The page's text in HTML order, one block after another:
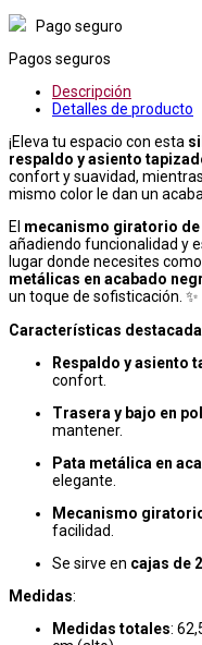
Pago seguro
Pagos seguros
Descripción
Detalles de producto
¡Eleva tu espacio con esta
respaldo y asiento
confort y suavidad,
mismo color le dan un
El mecanismo giratorio de
añadiendo funcionalidad y
lugar donde necesites
metálicas en acabado
un toque de sofisticación. ✨
Características
Respaldo y asiento
confort.
Trasera y bajo en
mantener.
Pata metálica en
elegante.
Mecanismo
facilidad.
Se sirve en cajas de
Medidas:
Medidas totales: